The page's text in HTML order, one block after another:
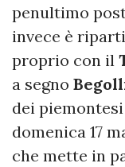
penultimo
invece è
proprio con il
a segno
dei
domenica 17
che mette in